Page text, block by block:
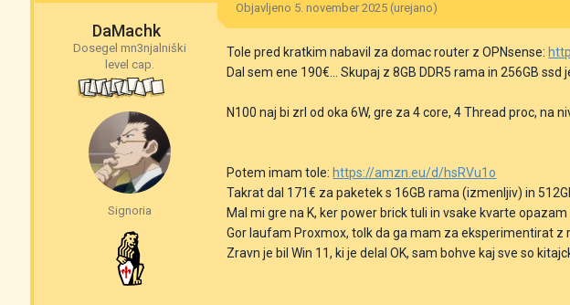
DaMachk
Dosegel mn3njalniški
level cap.
Signoria
Objavljeno 5. november 2025 (urejano)
Tole pred kratkim nabavil za domac router z OPNsense:
Dal sem ene 190€... Skupaj z 8GB DDR5 rama in 256GB ssd
N100 naj bi zrl od oka 6W, gre za 4 core, 4 Thread proc, na
Potem imam tole: https://amzn.eu/d/hsRVu1o
Takrat dal 171€ za paketek s 16GB rama (izmenljiv) in
Mal mi gre na K, ker power brick tuli in vsake kvarte
Gor laufam Proxmox, tolk da ga mam za eksperimentirat z
Zravn je bil Win 11, ki je delal OK, sam bohve kaj sve so